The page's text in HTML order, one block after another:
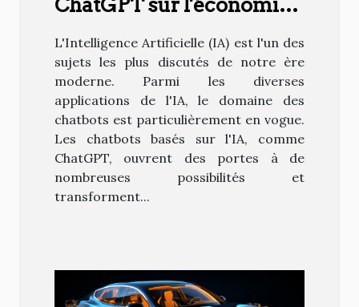
L'Intelligence Artificielle (IA) est l'un des
sujets les plus discutés de notre ère
moderne. Parmi les diverses
applications de l'IA, le domaine des
chatbots est particulièrement en vogue.
Les chatbots basés sur l'IA, comme
ChatGPT, ouvrent des portes à de
nombreuses possibilités et
transforment...